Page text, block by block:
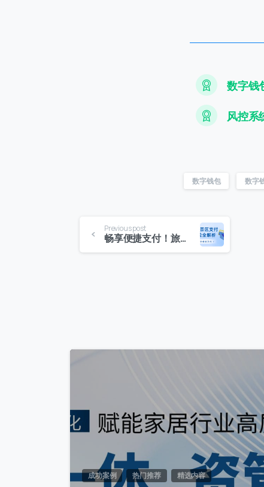
数字钱
风控系
数字钱包 数字
Previous post
畅享便捷支付！旅游景区支付体验全解析
成功案例 热门推荐 精选内容